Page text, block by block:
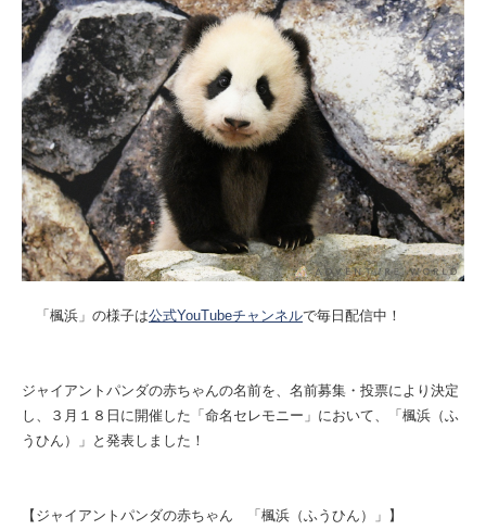
「楓浜」の様子は公式YouTubeチャンネルで毎日配信中！
ジャイアントパンダの赤ちゃんの名前を、名前募集・投票により決定
し、３月１８日に開催した「命名セレモニー」において、「楓浜（ふ
うひん）」と発表しました！
【ジャイアントパンダの赤ちゃん 「楓浜（ふうひん）」】